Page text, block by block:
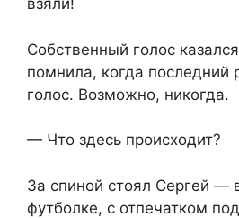
взяли!
Собственный голос
помнила, когда последний
голос. Возможно, никогда.
— Что здесь происходит?
За спиной стоял Сергей —
футболке, с отпечатком